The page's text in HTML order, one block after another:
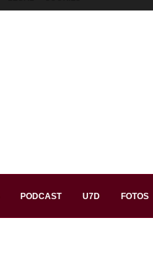
PODCAST U7D FOTOS